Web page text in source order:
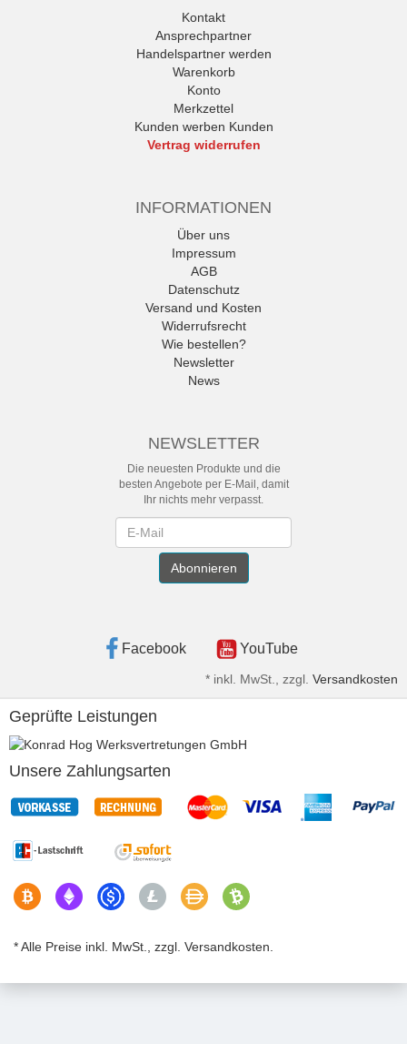
Kontakt
Ansprechpartner
Handelspartner werden
Warenkorb
Konto
Merkzettel
Kunden werben Kunden
Vertrag widerrufen
INFORMATIONEN
Über uns
Impressum
AGB
Datenschutz
Versand und Kosten
Widerrufsrecht
Wie bestellen?
Newsletter
News
NEWSLETTER
Die neuesten Produkte und die
besten Angebote per E-Mail, damit
Ihr nichts mehr verpasst.
Abonnieren
Facebook YouTube
* inkl. MwSt., zzgl. Versandkosten
Geprüfte Leistungen
Unsere Zahlungsarten
* Alle Preise inkl. MwSt., zzgl. Versandkosten.